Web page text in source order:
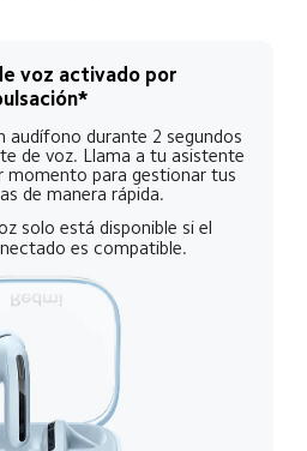
voz activado por
audífono durante 2 segundos
de voz. Llama a tu asistente
momento para gestionar tus
de manera rápida.
solo está disponible si el
es compatible.